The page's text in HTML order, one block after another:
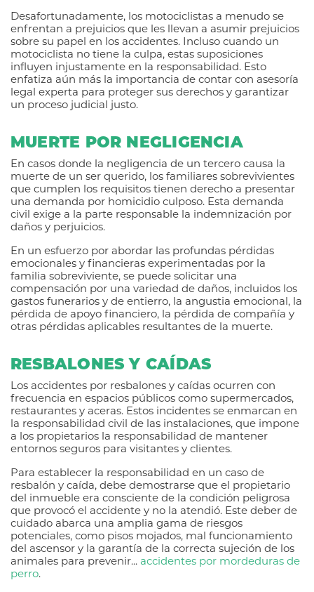
Desafortunadamente, los motociclistas a menudo se
enfrentan a prejuicios que les llevan a asumir prejuicios
sobre su papel en los accidentes. Incluso cuando un
motociclista no tiene la culpa, estas suposiciones
influyen injustamente en la responsabilidad. Esto
enfatiza aún más la importancia de contar con asesoría
legal experta para proteger sus derechos y garantizar
un proceso judicial justo.
MUERTE POR NEGLIGENCIA
En casos donde la negligencia de un tercero causa la
muerte de un ser querido, los familiares sobrevivientes
que cumplen los requisitos tienen derecho a presentar
una demanda por homicidio culposo. Esta demanda
civil exige a la parte responsable la indemnización por
daños y perjuicios.
En un esfuerzo por abordar las profundas pérdidas
emocionales y financieras experimentadas por la
familia sobreviviente, se puede solicitar una
compensación por una variedad de daños, incluidos los
gastos funerarios y de entierro, la angustia emocional, la
pérdida de apoyo financiero, la pérdida de compañía y
otras pérdidas aplicables resultantes de la muerte.
RESBALONES Y CAÍDAS
Los accidentes por resbalones y caídas ocurren con
frecuencia en espacios públicos como supermercados,
restaurantes y aceras. Estos incidentes se enmarcan en
la responsabilidad civil de las instalaciones, que impone
a los propietarios la responsabilidad de mantener
entornos seguros para visitantes y clientes.
Para establecer la responsabilidad en un caso de
resbalón y caída, debe demostrarse que el propietario
del inmueble era consciente de la condición peligrosa
que provocó el accidente y no la atendió. Este deber de
cuidado abarca una amplia gama de riesgos
potenciales, como pisos mojados, mal funcionamiento
del ascensor y la garantía de la correcta sujeción de los
animales para prevenir... accidentes por mordeduras de
perro.